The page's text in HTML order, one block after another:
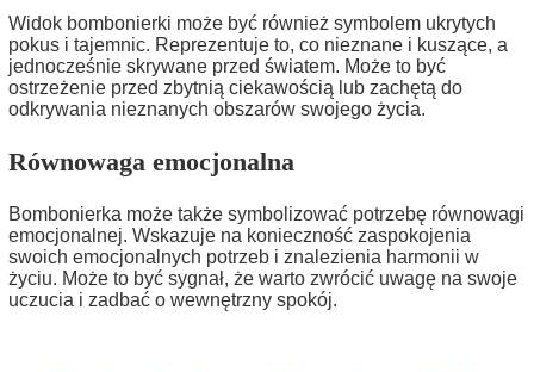
Widok bombonierki może być również symbolem ukrytych
pokus i tajemnic. Reprezentuje to, co nieznane i kuszące, a
jednocześnie skrywane przed światem. Może to być
ostrzeżenie przed zbytnią ciekawością lub zachętą do
odkrywania nieznanych obszarów swojego życia.
Równowaga emocjonalna
Bombonierka może także symbolizować potrzebę równowagi
emocjonalnej. Wskazuje na konieczność zaspokojenia
swoich emocjonalnych potrzeb i znalezienia harmonii w
życiu. Może to być sygnał, że warto zwrócić uwagę na swoje
uczucia i zadbać o wewnętrzny spokój.